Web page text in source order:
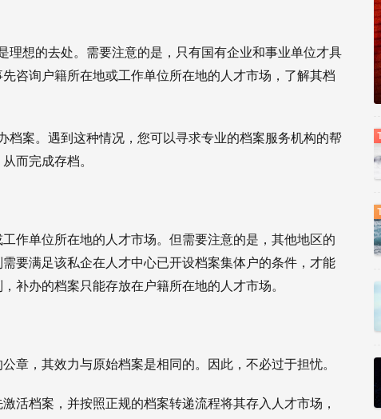
理想的去处。需要注意的是，只有国有企业和事业单位才具
咨询户籍所在地或工作单位所在地的人才市场，了解其档
档案。遇到这种情况，您可以寻求专业的档案服务机构的帮
而完成存档。
作单位所在地的人才市场。但需要注意的是，其他地区的
要满足该私企在人才中心已开设档案集体户的条件，才能
补办的档案只能存放在户籍所在地的人才市场。
章，其效力与原始档案是相同的。因此，不必过于担忧。
活档案，并按照正规的档案转递流程将其存入人才市场，